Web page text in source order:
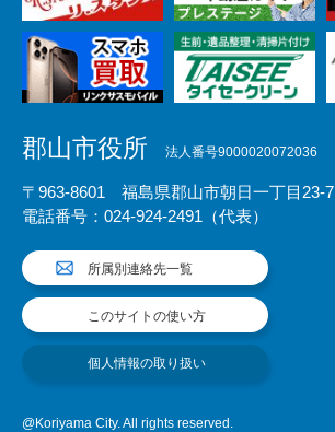
郡山市役所 法人番号9000020072036
〒963-8601 福島県郡山市朝日一丁目23-7
電話番号：024-924-2491（代表）
所属別連絡先一覧
このサイトの使い方
個人情報の取り扱い
@Koriyama City. All rights reserved.